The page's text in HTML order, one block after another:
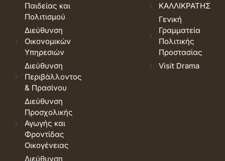
Παιδείας και
Πολιτισμού
Διεύθυνση
Οικονομικών
Υπηρεσιών
Διεύθυνση
Περιβάλλοντος
& Πρασίνου
Διεύθυνση
Προσχολικής
Αγωγής και
Φροντίδας
Οικογένειας
Διεύθυνση
ΚΑΛΛΙΚΡΑΤΗΣ
Γενική
Γραμματεία
Πολιτικής
Προστασίας
Visit Drama